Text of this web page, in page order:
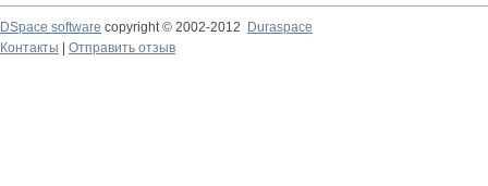
DSpace software copyright © 2002-2012
Duraspace
Контакты
Отправить отзыв